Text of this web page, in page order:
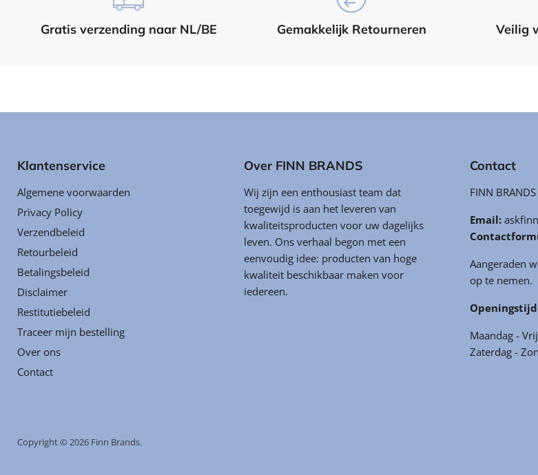
Gratis verzending naar NL/BE Gemakkelijk Retourneren Veilig
Klantenservice
Algemene voorwaarden
Privacy Policy
Verzendbeleid
Retourbeleid
Betalingsbeleid
Disclaimer
Restitutiebeleid
Traceer mijn bestelling
Over ons
Contact
Over FINN BRANDS
Wij zijn een enthousiast team dat
toegewijd is aan het leveren van
kwaliteitsproducten voor uw dagelijks
leven. Ons verhaal begon met een
eenvoudig idee: producten van hoge
kwaliteit beschikbaar maken voor
iedereen.
Contact
FINN BRANDS
Email:
Aangeraden
op te nemen.
Maandag -
Zaterdag -
Copyright © 2026 Finn Brands.